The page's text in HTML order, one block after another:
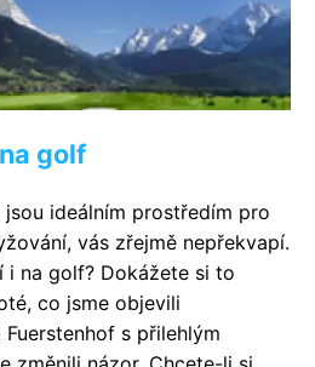
golf
ideálním prostředím pro
vás zřejmě nepřekvapí.
i na golf? Dokážete si to
co jsme objevili
s přilehlým